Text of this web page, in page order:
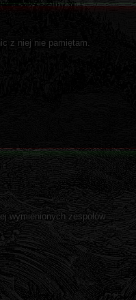
z niej nie pamiętam.
wymienionych zespołów :